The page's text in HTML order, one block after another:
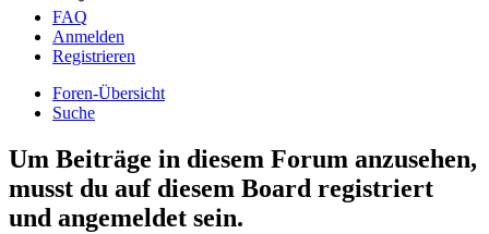
FAQ
Anmelden
Registrieren
Foren-Übersicht
Suche
Um Beiträge in diesem Forum anzusehen,
musst du auf diesem Board registriert
und angemeldet sein.